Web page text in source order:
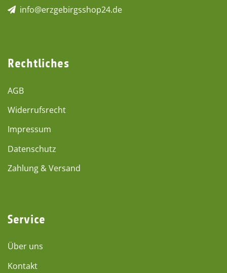
info@erzgebirgsshop24.de
Rechtliches
AGB
Widerrufsrecht
Impressum
Datenschutz
Zahlung & Versand
Service
Über uns
Kontakt